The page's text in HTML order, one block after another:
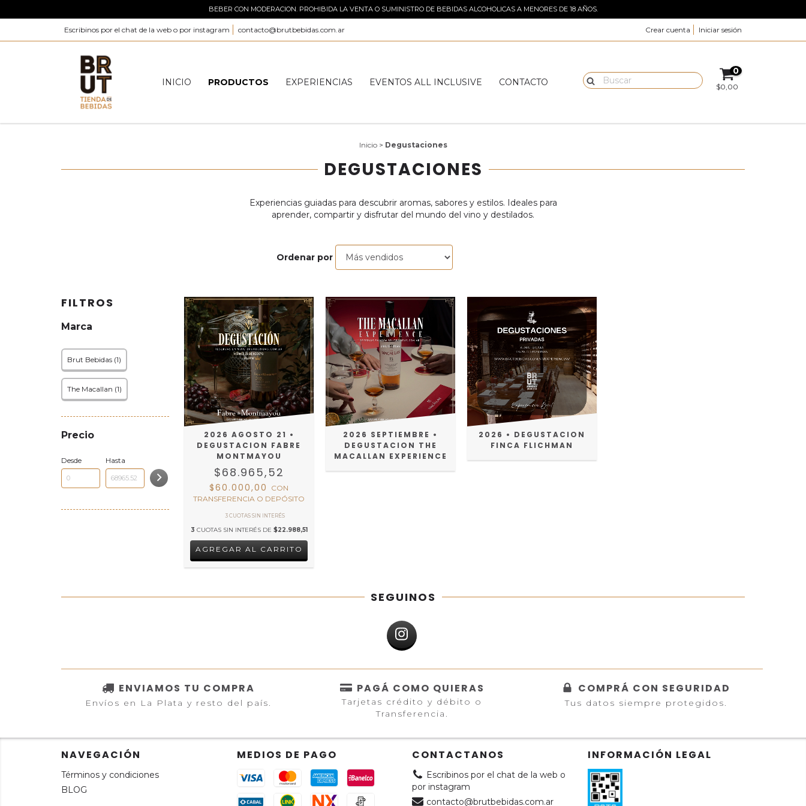
BEBER CON MODERACION. PROHIBIDA LA VENTA O SUMINISTRO DE BEBIDAS ALCOHOLICAS A MENORES DE 18 AÑOS.
Escribinos por el chat de la web o por instagram contacto@brutbebidas.com.ar Crear cuenta Iniciar sesión
INICIO PRODUCTOS EXPERIENCIAS EVENTOS ALL INCLUSIVE CONTACTO
0
$0,00
Inicio > Degustaciones
DEGUSTACIONES
Experiencias guiadas para descubrir aromas, sabores y estilos. Ideales para
aprender, compartir y disfrutar del mundo del vino y destilados.
Ordenar por
FILTROS
Marca
Brut Bebidas (1)
The Macallan (1)
Precio
Desde Hasta
2026 AGOSTO 21 •
DEGUSTACION FABRE
MONTMAYOU
$68.965,52
$60.000,00
CON
TRANSFERENCIA O DEPÓSITO
3 CUOTAS SIN INTERÉS DE $22.988,51
2026 SEPTIEMBRE •
DEGUSTACION THE
MACALLAN EXPERIENCE
2026 • DEGUSTACION
FINCA FLICHMAN
SEGUINOS
ENVIAMOS TU COMPRA
Envíos en La Plata y resto del país.
PAGÁ COMO QUIERAS
Tarjetas crédito y débito o
Transferencia.
COMPRÁ CON SEGURIDAD
Tus datos siempre protegidos.
NAVEGACIÓN
Términos y condiciones
BLOG
MEDIOS DE PAGO CONTACTANOS
Escribinos por el chat de la web o
por instagram
contacto@brutbebidas.com.ar
INFORMACIÓN LEGAL